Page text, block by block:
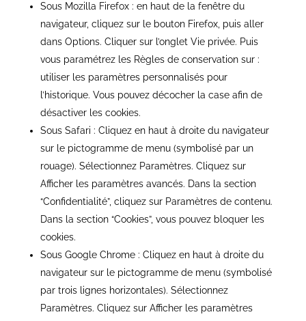
Sous Mozilla Firefox : en haut de la fenêtre du
navigateur, cliquez sur le bouton Firefox, puis aller
dans Options. Cliquer sur l ’onglet Vie privée. Puis
vous paramétrez les Règles de conservation sur :
utiliser les paramètres personnalisés pour
’historique. Vous pouvez décocher la case afin de
désactiver les cookies.
Sous Safari : Cliquez en haut à droite du navigateur
sur le pictogramme de menu (symbolisé par un
rouage). Sélectionnez Paramètres. Cliquez sur
Afficher les paramètres avancés. Dans la section
“Confidentialité”, cliquez sur Paramètres de contenu.
Dans la section “Cookies”, vous pouvez bloquer les
cookies.
Sous Google Chrome : Cliquez en haut à droite du
navigateur sur le pictogramme de menu (symbolisé
par trois lignes horizontales). Sélectionnez
Paramètres. Cliquez sur Afficher les paramètres